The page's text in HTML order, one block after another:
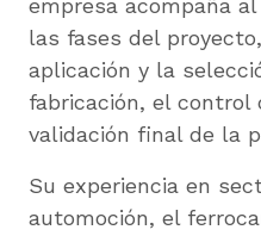
empresa acompaña
las fases del
aplicación y la
fabricación, el control
validación final de la
Su experiencia en
automoción, el